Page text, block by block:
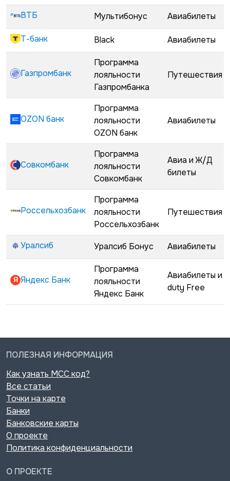
ВТБ
Мультибонус Авиабилеты
Т-банк Black Авиабилеты
Газпромбанк
Программа
лояльности
Газпромбанка
Путешествия
OZON банк
Программа
лояльности
OZON банк
Авиабилеты
Совкомбанк
Программа
лояльности
Совкомбанк
Авиа и Ж/Д
билеты
Россельхозбанк
Программа
лояльности
Россельхозбанк
Путешествия
Уралсиб Уралсиб Бонус Авиабилеты
Яндекс Банк
Программа
лояльности
Яндекс Банк
Авиабилеты и
duty Free
ПОЛЕЗНАЯ ИНФОРМАЦИЯ
Как узнать MCC код?
Все статьи
Точки на карте
Банки
Банковские карты
О проекте
Политика конфиденциальности
О ПРОЕКТЕ